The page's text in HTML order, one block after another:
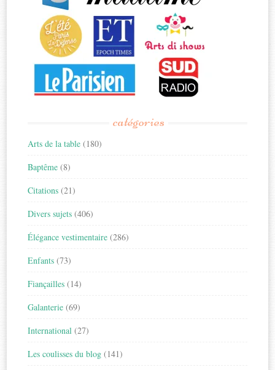
catégories
Arts de la table (180)
Baptême (8)
Citations (21)
Divers sujets (406)
Élégance vestimentaire (286)
Enfants (73)
Fiançailles (14)
Galanterie (69)
International (27)
Les coulisses du blog (141)